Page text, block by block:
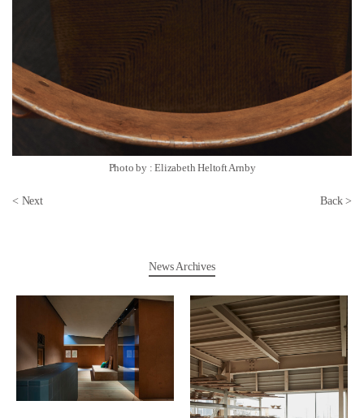
Photo by : Elizabeth Heltoft Arnby
Back >
< Next
News Archives